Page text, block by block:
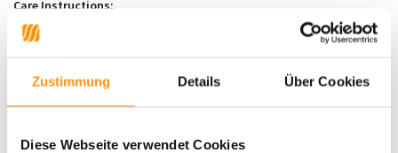
Zustimmung Details Über Cookies
Diese Webseite verwendet Cookies
Care Instructions:
Trim loose fibers, don’t pull them.
If something is spilled, immediately blot it with a clean, damp cloth
Use a non-slip mat to prevent slipping.